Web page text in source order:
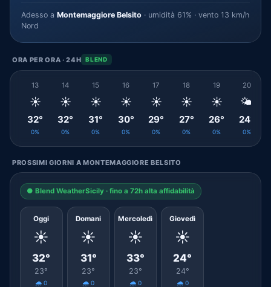
Adesso a Montemaggiore Belsito · umidità 61% · vento 13 km/h
Nord
ORA PER ORA · 24H BLEND
13
☀️
32°
0%
14
☀️
32°
0%
15
☀️
31°
0%
16
☀️
30°
0%
17
☀️
29°
0%
18
☀️
27°
0%
19
☀️
26°
0%
20
🌤️
24°
0%
PROSSIMI GIORNI A MONTEMAGGIORE BELSITO
● Blend WeatherSicily · fino a 72h alta affidabilità
Oggi
☀️
32°
23°
🌧️ 0
Domani
☀️
31°
23°
🌧️ 0
Mercoledì
☀️
33°
23°
🌧️ 0
Giovedì
☀️
24°
24°
🌧️ 0